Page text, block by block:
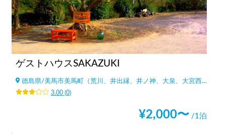
ゲストハウスSAKAZUKI
徳島県/美馬市美馬町（荒川、井出縁、井ノ神、大泉、大宮西、上突出、岸ノ下、北東原、
3.00(0)
¥2,000〜 /1泊